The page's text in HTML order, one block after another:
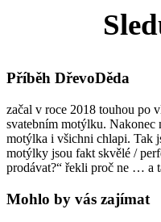
Příběh DřevoDěda
začal v roce 2018 touhou po
svatebním motýlku. Nakonec
motýlka i všichni chlapi. Tak
motýlky jsou fakt skvělé /
prodávat?“ řekli proč ne … a
Mohlo by vás zajímat